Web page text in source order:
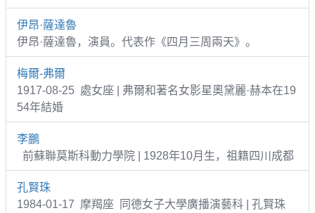
伊昂·薩達魯
伊昂·薩達魯，演員。代表作《四月三周兩天》。
梅爾-弗爾
1917-08-25 處女座 | 弗爾和著名女影星奧黛麗·赫本在19
54年結婚
李鵬
前蘇聯莫斯科動力學院 | 1928年10月生，祖籍四川成都
孔賢珠
1984-01-17 摩羯座 同德女子大學廣播演藝科 | 孔賢珠